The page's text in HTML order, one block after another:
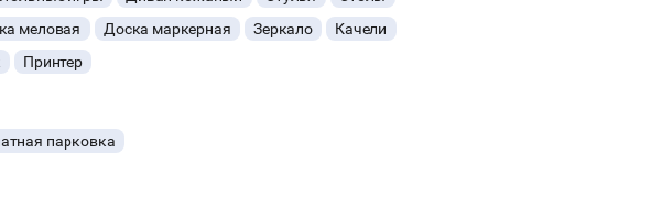
меловая Доска маркерная Зеркало
Качели
Принтер
парковка